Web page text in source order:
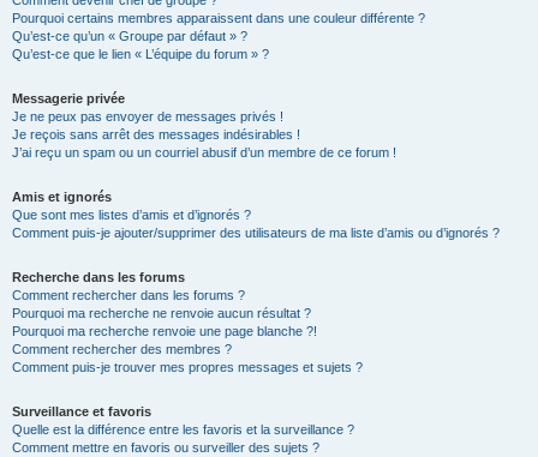
Pourquoi certains membres apparaissent dans une couleur différente ?
Qu’est-ce qu’un « Groupe par défaut » ?
Qu’est-ce que le lien « L’équipe du forum » ?
Messagerie privée
Je ne peux pas envoyer de messages privés !
Je reçois sans arrêt des messages indésirables !
J’ai reçu un spam ou un courriel abusif d’un membre de ce forum !
Amis et ignorés
Que sont mes listes d’amis et d’ignorés ?
Comment puis-je ajouter/supprimer des utilisateurs de ma liste d’amis ou d’ignorés ?
Recherche dans les forums
Comment rechercher dans les forums ?
Pourquoi ma recherche ne renvoie aucun résultat ?
Pourquoi ma recherche renvoie une page blanche ?!
Comment rechercher des membres ?
Comment puis-je trouver mes propres messages et sujets ?
Surveillance et favoris
Quelle est la différence entre les favoris et la surveillance ?
Comment mettre en favoris ou surveiller des sujets ?